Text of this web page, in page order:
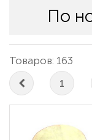
По
Товаров: 163
1